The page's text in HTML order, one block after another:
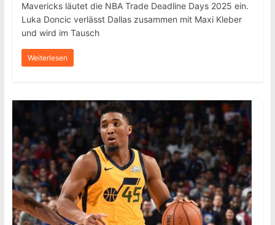
Mavericks läutet die NBA Trade Deadline Days 2025 ein.
Luka Doncic verlässt Dallas zusammen mit Maxi Kleber
und wird im Tausch
Weiterlesen